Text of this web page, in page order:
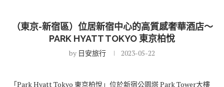
（東京-新宿區）位居新宿中心的高質感奢華酒店～
PARK HYATT TOKYO 東京柏悅
by 日安旅行 2023-05-22
「Park Hyatt Tokyo 東京柏悅」位於新宿公園塔 Park Tower大樓